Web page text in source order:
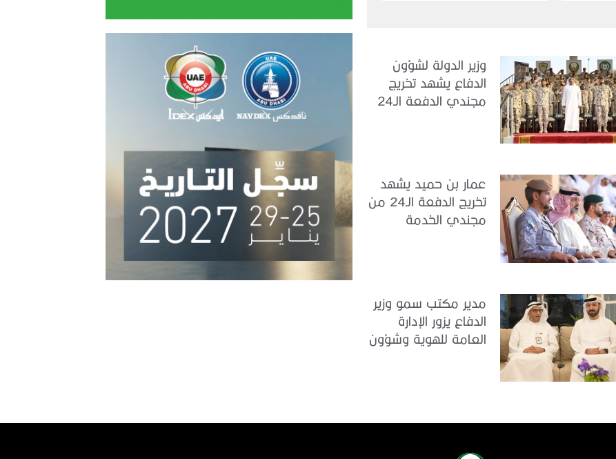
وزير الدولة لشؤون
الدفاع يشهد تخريج
مجندي الدفعة الـ24
عمار بن حميد يشهد
تخريج الدفعة الـ24 من
مجندي الخدمة
مدير مكتب سمو وزير
الدفاع يزور الإدارة
العامة للهوية وشؤون